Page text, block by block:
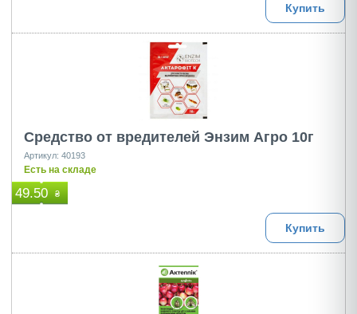
Купить
Средство от вредителей Энзим Агро 10г
Артикул: 40193
Есть на складе
49.50 ₴
Купить